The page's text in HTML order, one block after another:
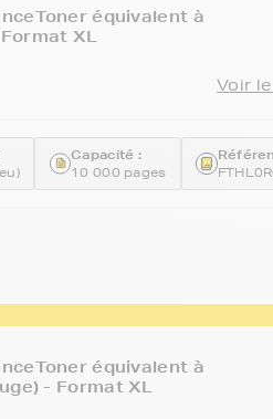
équivalent à
Format XL
Voir
Capacité :
10 000 pages
équivalent à
- Format XL